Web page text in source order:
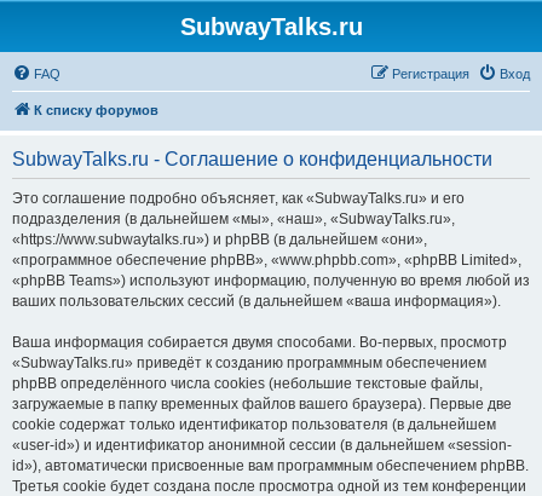
SubwayTalks.ru
FAQ Вход
Регистрация
К списку форумов
SubwayTalks.ru - Соглашение о конфиденциальности
Это соглашение подробно объясняет, как «SubwayTalks.ru» и его
подразделения (в дальнейшем «мы», «наш», «SubwayTalks.ru»,
«https://www.subwaytalks.ru») и phpBB (в дальнейшем «они»,
«программное обеспечение phpBB», «www.phpbb.com», «phpBB Limited»,
«phpBB Teams») используют информацию, полученную во время любой из
ваших пользовательских сессий (в дальнейшем «ваша информация»).
Ваша информация собирается двумя способами. Во-первых, просмотр
«SubwayTalks.ru» приведёт к созданию программным обеспечением
phpBB определённого числа cookies (небольшие текстовые файлы,
загружаемые в папку временных файлов вашего браузера). Первые две
cookie содержат только идентификатор пользователя (в дальнейшем
«user-id») и идентификатор анонимной сессии (в дальнейшем «session-
id»), автоматически присвоенные вам программным обеспечением phpBB.
Третья cookie будет создана после просмотра одной из тем конференции